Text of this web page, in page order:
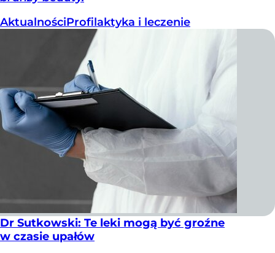
AktualnościProfilaktyka i leczenie
Dr Sutkowski: Te leki mogą być groźne
w czasie upałów